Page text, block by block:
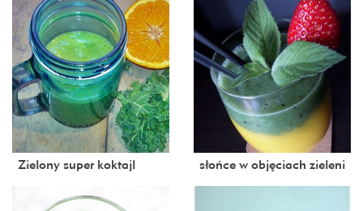
Zielony super koktajl słońce w objęciach zieleni